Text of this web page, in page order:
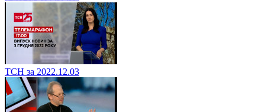
ТСН за 2022.12.03